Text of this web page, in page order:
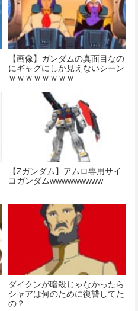
【画像】ガンダムの真面目なの
にギャグにしか見えないシーン
ｗｗｗｗｗｗｗｗ
【Zガンダム】アムロ専用サイ
コガンダムwwwwwwwww
ダイクンが暗殺じゃなかったら
シャアは何のために復讐してた
の？